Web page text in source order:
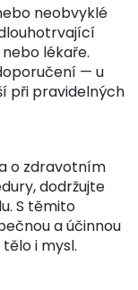
neobvyklé
lékaře.
— u
při pravidelných
o zdravotním
dodržujte
S těmito
a účinnou
i mysl.